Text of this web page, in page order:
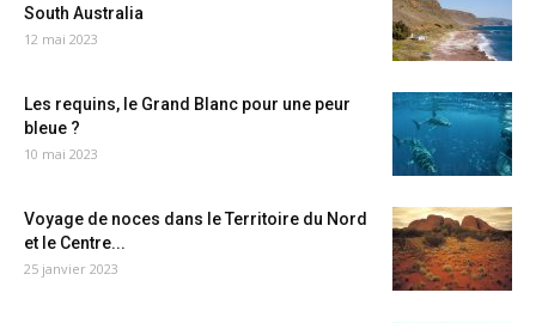
South Australia
12 mai 2023
Les requins, le Grand Blanc pour une peur
bleue ?
10 mai 2023
Voyage de noces dans le Territoire du Nord
et le Centre...
25 janvier 2023